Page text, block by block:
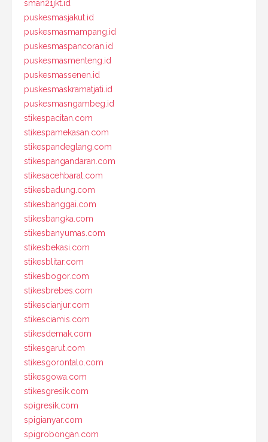
sman21jkt.id
puskesmasjakut.id
puskesmasmampang.id
puskesmaspancoran.id
puskesmasmenteng.id
puskesmassenen.id
puskesmaskramatjati.id
puskesmasngambeg.id
stikespacitan.com
stikespamekasan.com
stikespandeglang.com
stikespangandaran.com
stikesacehbarat.com
stikesbadung.com
stikesbanggai.com
stikesbangka.com
stikesbanyumas.com
stikesbekasi.com
stikesblitar.com
stikesbogor.com
stikesbrebes.com
stikescianjur.com
stikesciamis.com
stikesdemak.com
stikesgarut.com
stikesgorontalo.com
stikesgowa.com
stikesgresik.com
spigresik.com
spigianyar.com
spigrobongan.com